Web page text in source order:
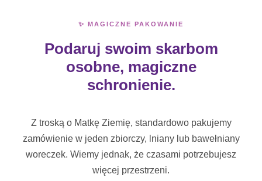
✨ MAGICZNE PAKOWANIE
Podaruj swoim skarbom
osobne, magiczne
schronienie.
Z troską o Matkę Ziemię, standardowo pakujemy
zamówienie w jeden zbiorczy, lniany lub bawełniany
woreczek. Wiemy jednak, że czasami potrzebujesz
więcej przestrzeni.